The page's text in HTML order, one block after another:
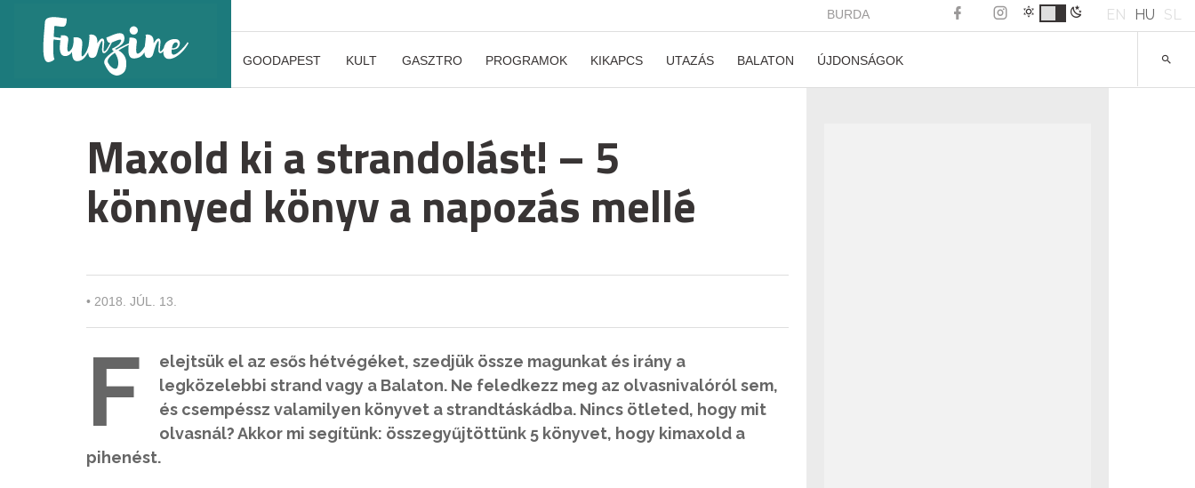
BURDA EN HU SL
GOODAPEST KULT GASZTRO PROGRAMOK KIKAPCS UTAZÁS BALATON ÚJDONSÁGOK
Maxold ki a strandolást! – 5
könnyed könyv a napozás mellé
• 2018. JÚL. 13.
F
elejtsük el az esős hétvégéket, szedjük össze magunkat és irány a
legközelebbi strand vagy a Balaton. Ne feledkezz meg az olvasnivalóról sem,
és csempéssz valamilyen könyvet a strandtáskádba. Nincs ötleted, hogy mit
olvasnál? Akkor mi segítünk: összegyűjtöttünk 5 könyvet, hogy kimaxold a
pihenést.